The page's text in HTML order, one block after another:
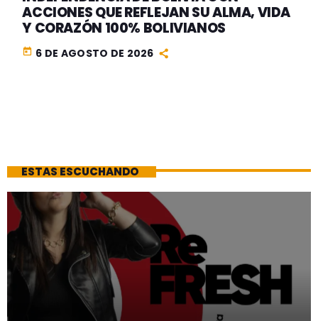
ACCIONES QUE REFLEJAN SU ALMA, VIDA
Y CORAZÓN 100% BOLIVIANOS
today 6 DE AGOSTO DE 2026
ESTAS ESCUCHANDO